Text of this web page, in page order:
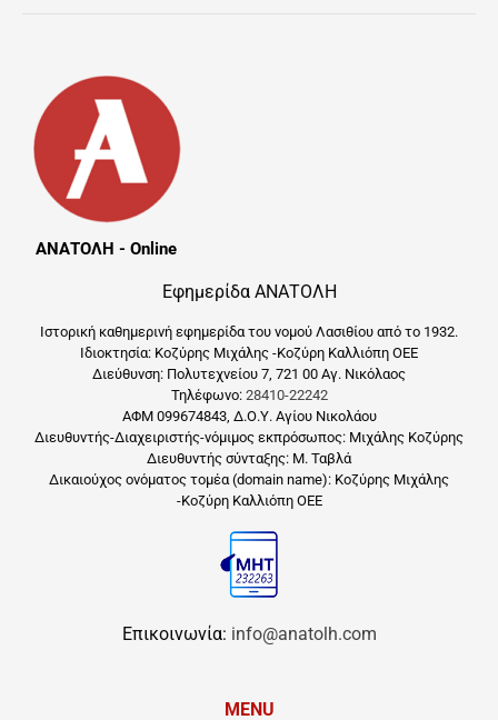
ΑΝΑΤΟΛΗ - Online
Εφημερίδα ΑΝΑΤΟΛΗ
Ιστορική καθημερινή εφημερίδα του νομού Λασιθίου από το 1932.
Ιδιοκτησία: Κοζύρης Μιχάλης -Κοζύρη Καλλιόπη ΟΕΕ
Διεύθυνση: Πολυτεχνείου 7, 721 00 Αγ. Νικόλαος
Τηλέφωνο: 28410-22242
ΑΦΜ 099674843, Δ.Ο.Υ. Αγίου Νικολάου
Διευθυντής-Διαχειριστής-νόμιμος εκπρόσωπος: Μιχάλης Κοζύρης
Διευθυντής σύνταξης: Μ. Ταβλά
Δικαιούχος ονόματος τομέα (domain name): Κοζύρης Μιχάλης
-Κοζύρη Καλλιόπη ΟΕΕ
Επικοινωνία: info@anatolh.com
MENU